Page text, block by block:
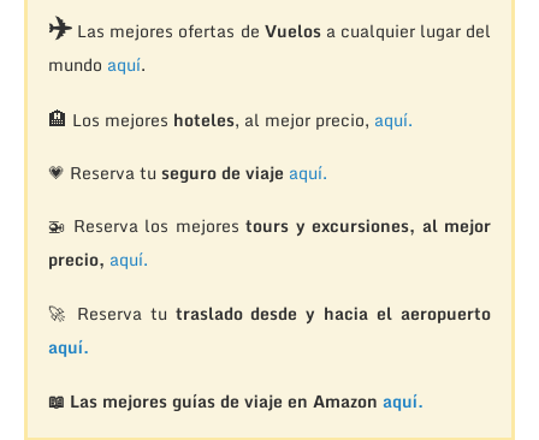
✈️Las mejores ofertas de Vuelosa cualquier lugar del
mundo aquí.
🏨 Los mejores hoteles, al mejor precio, aquí.
💗 Reserva tu seguro de viaje aquí.
🚁 Reserva los mejorestours y excursiones, al mejor
precio, aquí.
🚀 Reserva tu traslado desde y hacia el aeropuerto
aquí.
📖 Las mejores guías de viaje en Amazon aquí.